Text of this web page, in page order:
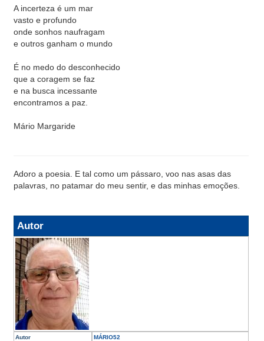
A incerteza é um mar
vasto e profundo
onde sonhos naufragam
e outros ganham o mundo
É no medo do desconhecido
que a coragem se faz
e na busca incessante
encontramos a paz.
Mário Margaride
Adoro a poesia. E tal como um pássaro, voo nas asas das
palavras, no patamar do meu sentir, e das minhas emoções.
Autor
Autor MÁRIO52